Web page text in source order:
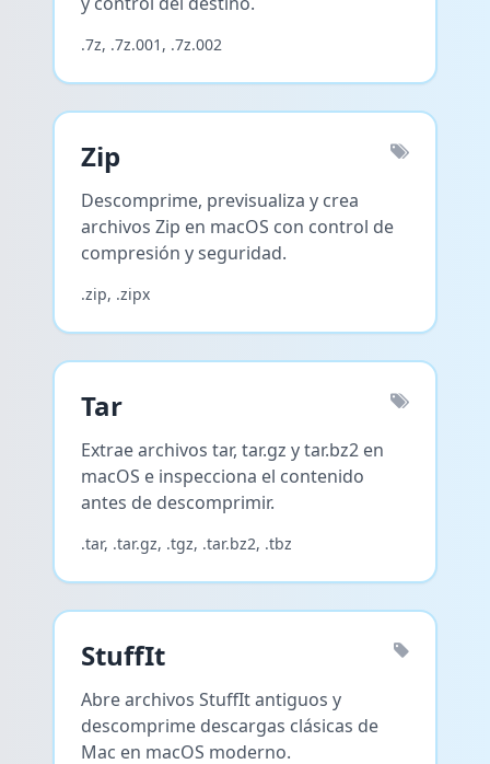
.7z, .7z.001, .7z.002
Zip
Descomprime, previsualiza y crea
archivos Zip en macOS con control de
compresión y seguridad.
.zip, .zipx
Tar
Extrae archivos tar, tar.gz y tar.bz2 en
macOS e inspecciona el contenido
antes de descomprimir.
.tar, .tar.gz, .tgz, .tar.bz2, .tbz
StuffIt
Abre archivos StuffIt antiguos y
descomprime descargas clásicas de
Mac en macOS moderno.